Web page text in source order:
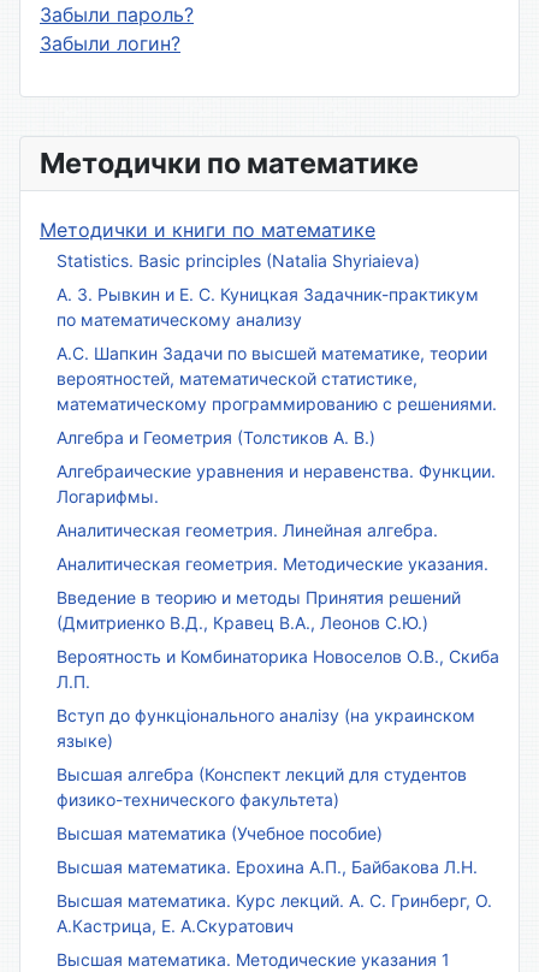
Методички по математике
Методички и книги по математике
Statistics. Basic principles (Natalia Shyriaieva)
А. З. Рывкин и Е. С. Куницкая Задачник-практикум
по математическому анализу
А.С. Шапкин Задачи по высшей математике, теории
вероятностей, математической статистике,
математическому программированию с решениями.
Алгебра и Геометрия (Толстиков А. В.)
Алгебраические уравнения и неравенства. Функции.
Логарифмы.
Аналитическая геометрия. Линейная алгебра.
Аналитическая геометрия. Методические указания.
Введение в теорию и методы Принятия решений
(Дмитриенко В.Д., Кравец В.А., Леонов С.Ю.)
Вероятность и Комбинаторика Новоселов О.В., Скиба
Л.П.
Вступ до функціонального аналізу (на украинском
языке)
Высшая алгебра (Конспект лекций для студентов
физико-технического факультета)
Высшая математика (Учебное пособие)
Высшая математика. Ерохина А.П., Байбакова Л.Н.
Высшая математика. Курс лекций. А. С. Гринберг, О.
А.Кастрица, Е. А.Скуратович
Высшая математика. Методические указания 1
Забыли пароль?
Забыли логин?